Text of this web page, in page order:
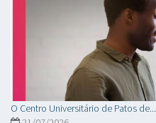
O Centro Universitário de Patos de...